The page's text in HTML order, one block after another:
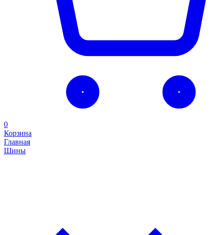
0
Корзина
Главная
Шины